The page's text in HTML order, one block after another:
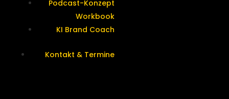
Podcast-Konzept
Workbook
KI Brand Coach
Kontakt & Termine